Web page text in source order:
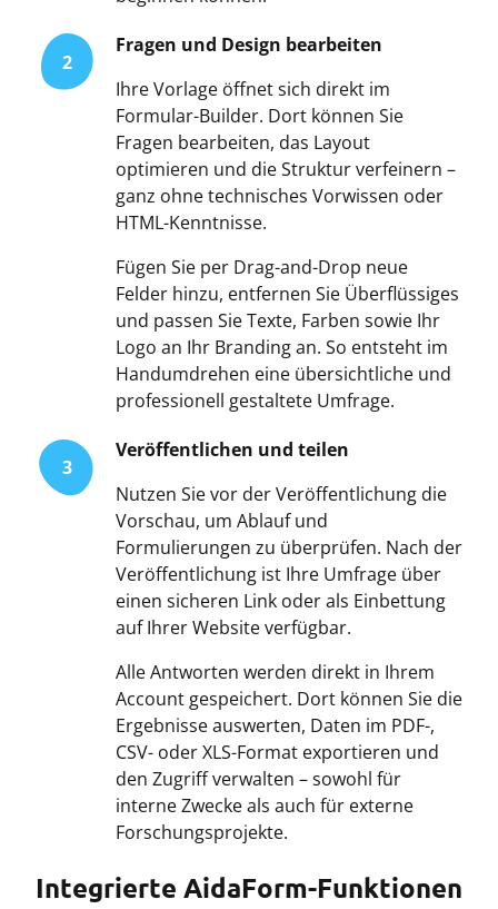
2
Fragen und Design bearbeiten
Ihre Vorlage öffnet sich direkt im
Formular-Builder. Dort können Sie
Fragen bearbeiten, das Layout
optimieren und die Struktur verfeinern –
ganz ohne technisches Vorwissen oder
HTML-Kenntnisse.
Fügen Sie per Drag-and-Drop neue
Felder hinzu, entfernen Sie Überflüssiges
und passen Sie Texte, Farben sowie Ihr
Logo an Ihr Branding an. So entsteht im
Handumdrehen eine übersichtliche und
professionell gestaltete Umfrage.
3
Veröffentlichen und teilen
Nutzen Sie vor der Veröffentlichung die
Vorschau, um Ablauf und
Formulierungen zu überprüfen. Nach der
Veröffentlichung ist Ihre Umfrage über
einen sicheren Link oder als Einbettung
auf Ihrer Website verfügbar.
Alle Antworten werden direkt in Ihrem
Account gespeichert. Dort können Sie die
Ergebnisse auswerten, Daten im PDF-,
CSV- oder XLS-Format exportieren und
den Zugriff verwalten – sowohl für
interne Zwecke als auch für externe
Forschungsprojekte.
Integrierte AidaForm-Funktionen